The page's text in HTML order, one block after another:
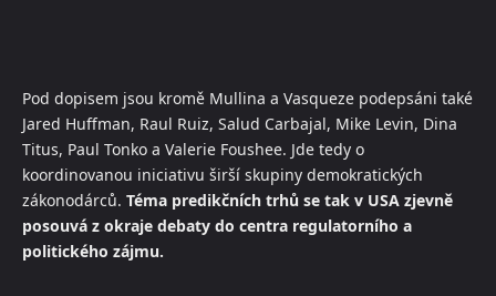
Pod dopisem jsou kromě Mullina a Vasqueze podepsáni také
Jared Huffman, Raul Ruiz, Salud Carbajal, Mike Levin, Dina
Titus, Paul Tonko a Valerie Foushee. Jde tedy o
koordinovanou iniciativu širší skupiny demokratických
zákonodárců. Téma predikčních trhů se tak v USA zjevně
posouvá z okraje debaty do centra regulatorního a
politického zájmu.